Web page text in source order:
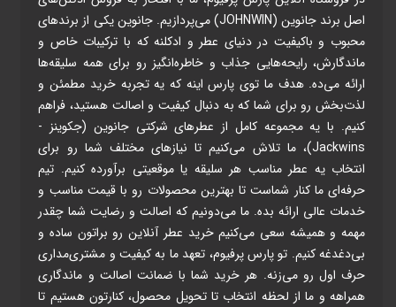
اصل برند جانوین (JOHNWIN) می‌پردازیم. جانوین یکی از برندهای
محبوب و باکیفیت در دنیای عطر و ادکلنه که با ترکیبات خاص و
ماندگارش، رایحه‌هایی جذاب و خاطره‌انگیز رو برای همه سلیقه‌ها
ارائه می‌ده. هدف ما توی پارس اینه که یه تجربه خرید مطمئن و
لذت‌بخش رو برای شما که به دنبال کیفیت و اصالت هستید، فراهم
کنیم. با یه مجموعه کامل از عطرهای شرکتی جانوین (جکوینز -
Jackwins)، ما تلاش می‌کنیم تا نیازهای مختلف شما رو برای
انتخاب یه عطر مناسب هر سلیقه یا موقعیتی برآورده کنیم. تیم
حرفه‌ای ما کنار شماست تا بهترین محصولات رو با قیمت مناسب و
خدمات عالی ارائه بده. ما می‌دونیم که اصالت و رضایت شما چقدر
مهمه و همیشه سعی می‌کنیم خرید عطر آنلاین رو براتون ساده و
بی‌دغدغه کنیم. تو پارس پرفیوم، تعهد ما به کیفیت و مشتری‌مداری
حرف اول رو می‌زنه. هر خرید شما با ضمانت اصالت و ماندگاری
همراهه و ما از لحظه انتخاب تا تحویل محصول، کنارتون هستیم تا